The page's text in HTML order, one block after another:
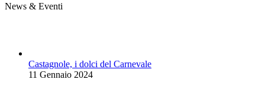
News & Eventi
Castagnole, i dolci del Carnevale
11 Gennaio 2024